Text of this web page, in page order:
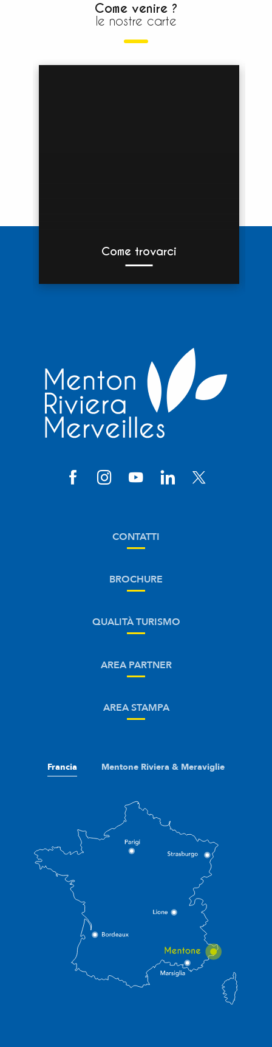
Come venire ?
le nostre carte
Come trovarci
CONTATTI
BROCHURE
QUALITÀ TURISMO
AREA PARTNER
AREA STAMPA
Francia Mentone Riviera & Meraviglie